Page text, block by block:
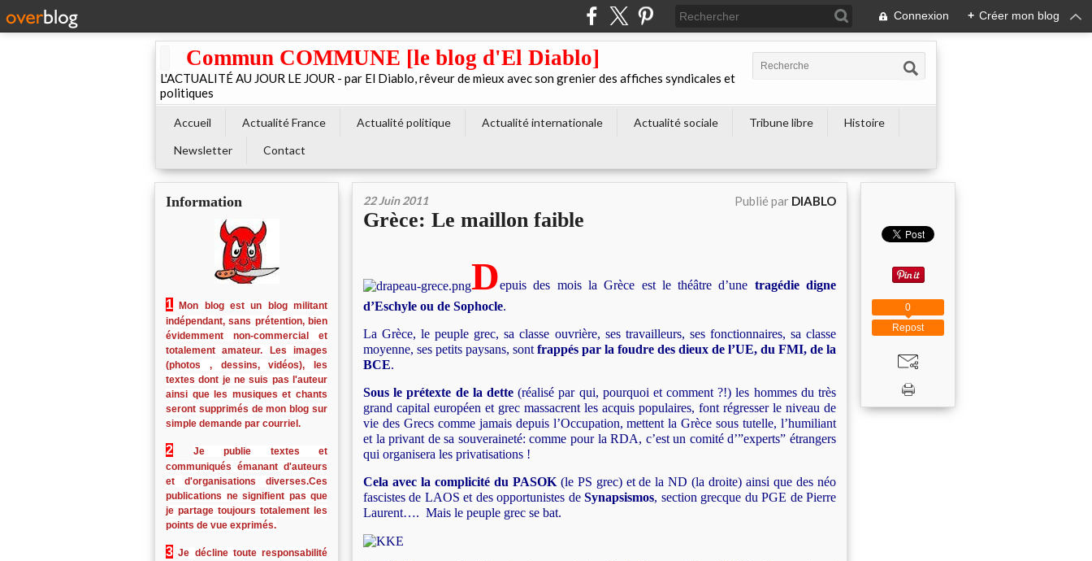
Connexion + Créer mon blog
Commun COMMUNE [le blog d'El Diablo]
L'ACTUALITÉ AU JOUR LE JOUR - par El Diablo, rêveur de mieux avec son grenier des affiches syndicales et
politiques
Accueil Actualité France Actualité politique Actualité internationale Actualité sociale Tribune libre
Histoire
Newsletter
Contact
Information
1
Mon blog est un blog militant
indépendant, sans prétention, bien
évidemment non-commercial et
totalement amateur. Les images
(photos , dessins, vidéos), les
textes dont je ne suis pas l'auteur
ainsi que les musiques et chants
seront supprimés de mon blog sur
simple demande par courriel.
2
Je publie textes et
communiqués émanant d'auteurs
et d'organisations diverses.Ces
publications ne signifient pas que
je partage toujours totalement les
points de vue exprimés.
3 Je décline toute responsabilité
22 Juin 2011 Publié par DIABLO
Grèce: Le maillon faible
Depuis des mois la Grèce est le théâtre d’une tragédie digne
d’Eschyle ou de Sophocle.
La Grèce, le peuple grec, sa classe ouvrière, ses travailleurs, ses fonctionnaires, sa classe
moyenne, ses petits paysans, sont frappés par la foudre des dieux de l’UE, du FMI, de la
BCE.
Sous le prétexte de la dette(réalisé par qui, pourquoi et comment ?!) les hommes du très
grand capital européen et grec massacrent les acquis populaires, font régresser le niveau de
vie des Grecs comme jamais depuis l’Occupation, mettent la Grèce sous tutelle, l’humiliant
et la privant de sa souveraineté: comme pour la RDA, c’est un comité d’”experts” étrangers
qui organisera les privatisations !
Cela avec la complicité du PASOK(le PS grec) et de la ND (la droite) ainsi que des néo
fascistes de LAOS et des opportunistes deSynapsismos, section grecque du PGE de Pierre
Laurent…. Mais le peuple grec se bat.
Repost
0